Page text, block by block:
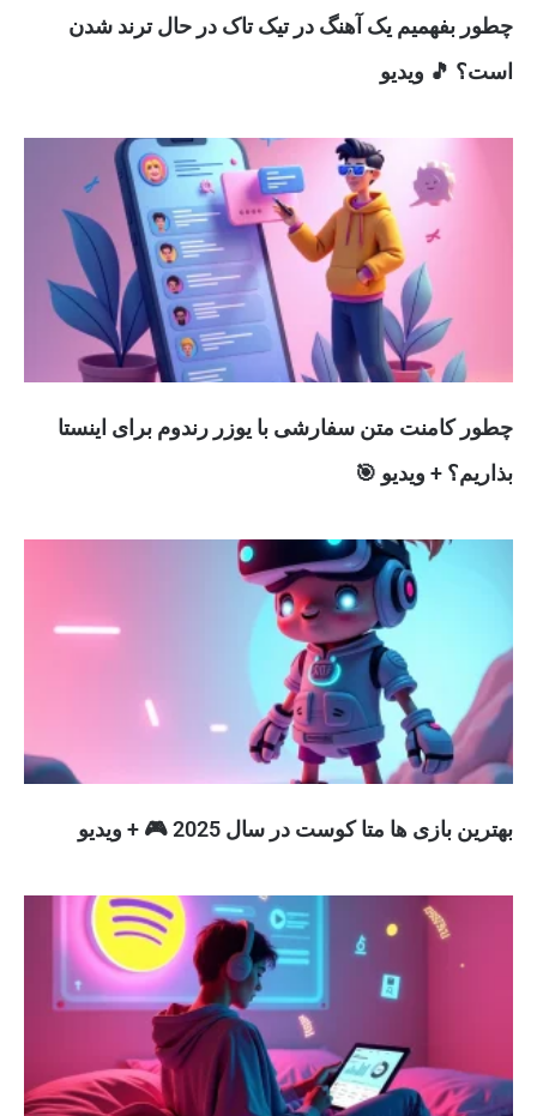
چطور بفهمیم یک آهنگ در تیک تاک در حال ترند شدن
است؟ 🎵 ویدیو
چطور کامنت متن سفارشی با یوزر رندوم برای اینستا
بذاریم؟ + ویدیو 🎯
بهترین بازی ها متا کوست در سال 2025 🎮 + ویدیو